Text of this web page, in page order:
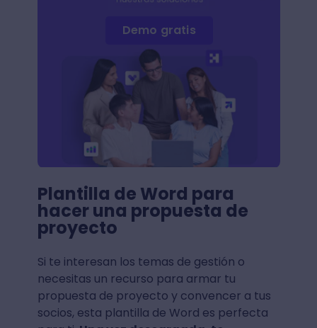
Demo gratis
Plantilla de Word para
hacer una propuesta de
proyecto
Si te interesan los temas de gestión o
necesitas un recurso para armar tu
propuesta de proyecto y convencer a tus
socios, esta plantilla de Word es perfecta